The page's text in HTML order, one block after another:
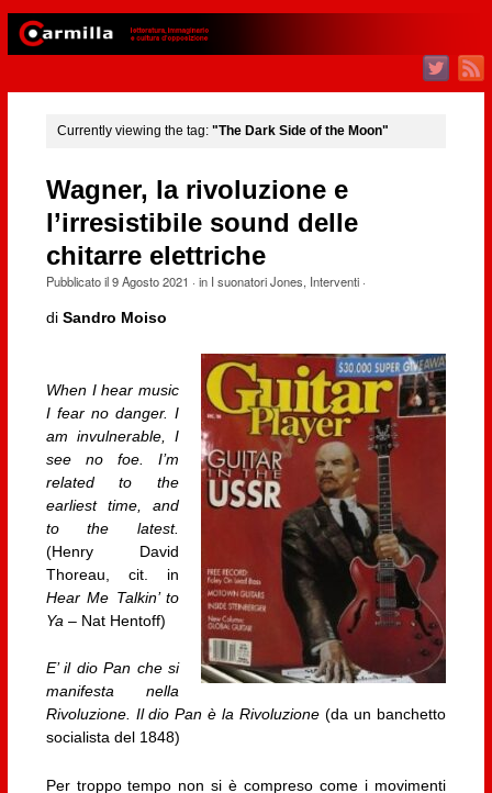
Currently viewing the tag: "The Dark Side of the Moon"
Wagner, la rivoluzione e
l’irresistibile sound delle
chitarre elettriche
Pubblicato il9 Agosto 2021 · in I suonatori Jones, Interventi·
di Sandro Moiso
When I hear music
I fear no danger. I
am invulnerable, I
see no foe. I’m
related to the
earliest time, and
to the latest.
(Henry David
Thoreau, cit. in
Hear Me Talkin’ to
Ya – Nat Hentoff)
E’ il dio Pan che si
manifesta nella
Rivoluzione. Il dio Pan è la Rivoluzione (da un banchetto
socialista del 1848)
Per troppo tempo non si è compreso come i movimenti